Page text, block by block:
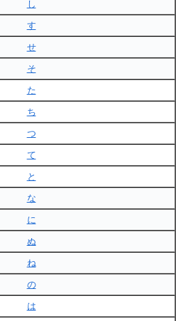
し
す
せ
そ
た
ち
つ
て
と
な
に
ぬ
ね
の
は